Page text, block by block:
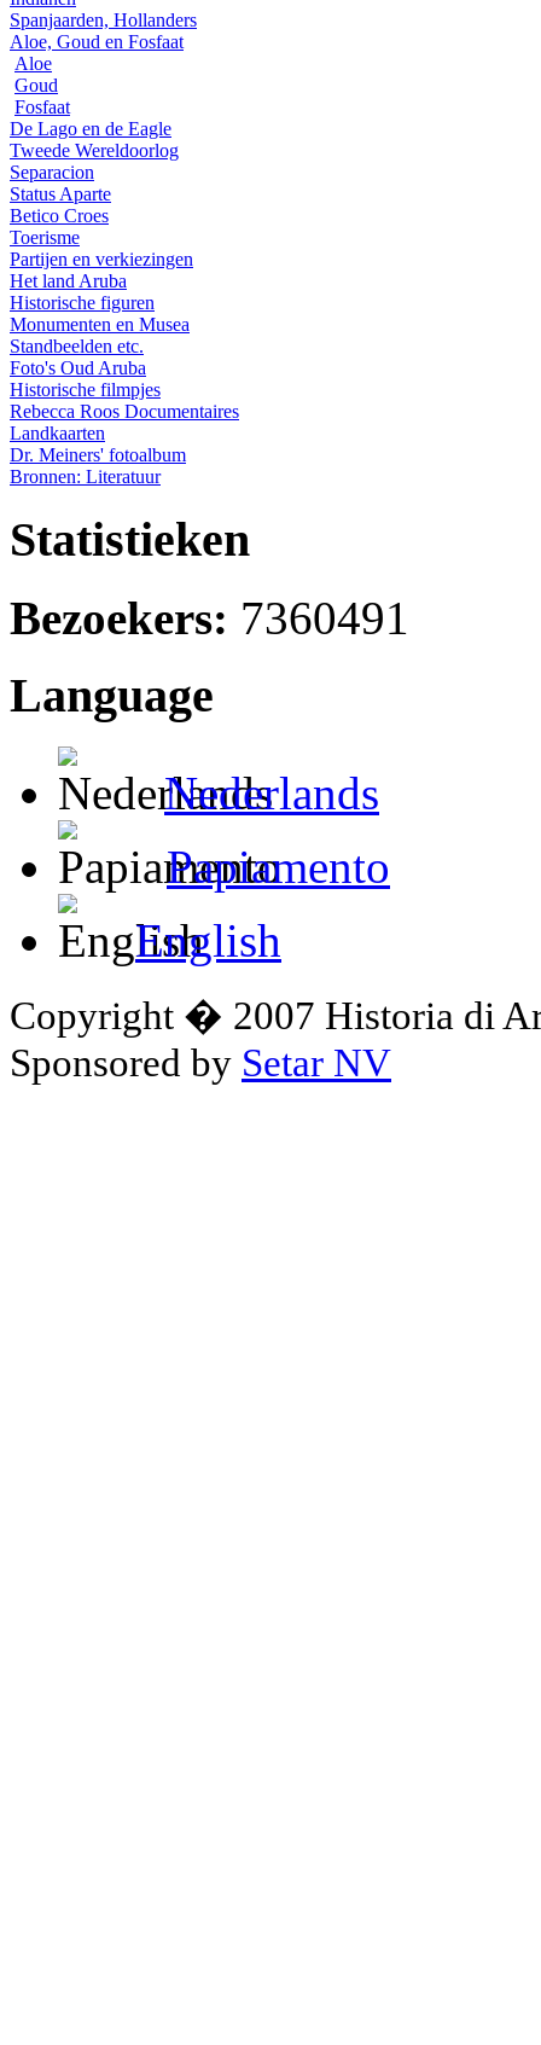
Spanjaarden, Hollanders
Aloe, Goud en Fosfaat
Aloe
Goud
Fosfaat
De Lago en de Eagle
Tweede Wereldoorlog
Separacion
Status Aparte
Betico Croes
Toerisme
Partijen en verkiezingen
Het land Aruba
Historische figuren
Monumenten en Musea
Standbeelden etc.
Foto's Oud Aruba
Historische filmpjes
Rebecca Roos Documentaires
Landkaarten
Dr. Meiners' fotoalbum
Bronnen: Literatuur
Statistieken
Bezoekers: 7360491
Language
Nederlands
Papiamento
English
Copyright � 2007 Historia di
Sponsored by Setar NV